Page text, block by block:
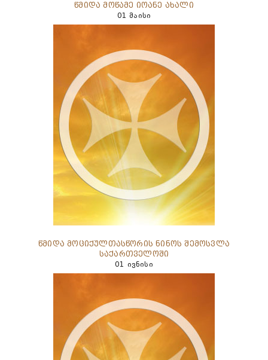
წმიდა მოწამე იოანე ახალი
01 მაისი
წმიდა მოციქულთასწორის ნინოს შემოსვლა
საქართველოში
01 ივნისი